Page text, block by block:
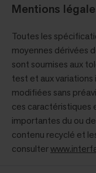
Mentions
Toutes les
moyennes dérivées
sont soumises aux
test et aux
modifiées sans
ces caractéristiques
importantes du ou
contenu recyclé et
consulter